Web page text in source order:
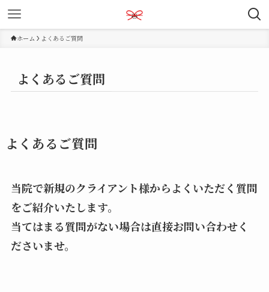
ホーム よくあるご質問
よくあるご質問
よくあるご質問
当院で新規のクライアント様からよくいただく質問
をご紹介いたします。
当てはまる質問がない場合は直接お問い合わせく
ださいませ。